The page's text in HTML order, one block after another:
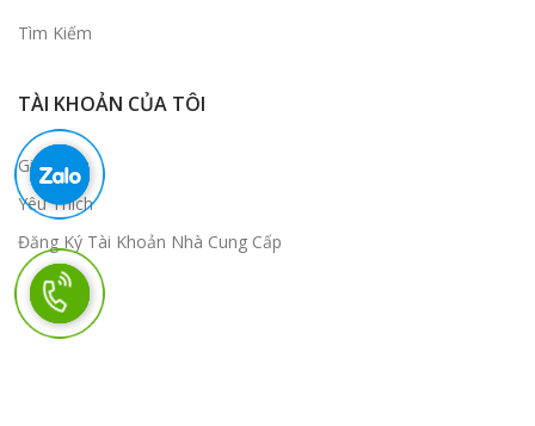
Tìm Kiếm
TÀI KHOẢN CỦA TÔI
Giỏ Hàng
Yêu Thích
Đăng Ký Tài Khoản Nhà Cung Cấp